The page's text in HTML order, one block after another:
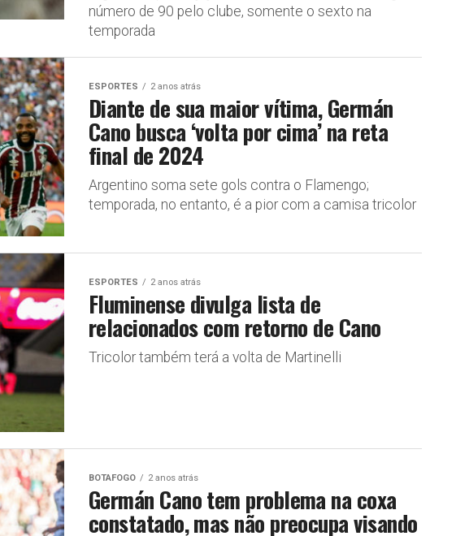
número de 90 pelo clube, somente o sexto na
temporada
ESPORTES 2 anos atrás
Diante de sua maior vítima, Germán
Cano busca ‘volta por cima’ na reta
final de 2024
Argentino soma sete gols contra o Flamengo;
temporada, no entanto, é a pior com a camisa tricolor
ESPORTES 2 anos atrás
Fluminense divulga lista de
relacionados com retorno de Cano
Tricolor também terá a volta de Martinelli
BOTAFOGO 2 anos atrás
Germán Cano tem problema na coxa
constatado, mas não preocupa visando